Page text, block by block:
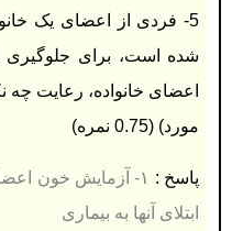
شده است، برای جلوگیری
اعضای خانواده، رعايت
مورد) (0.75 نمره)
پاسخ :
۱- آزمایش خون
ابتلای آنها به بیماری